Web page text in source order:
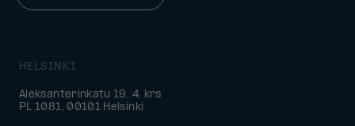
HELSINKI
Aleksanterinkatu 19, 4. krs
PL 1081, 00101 Helsinki